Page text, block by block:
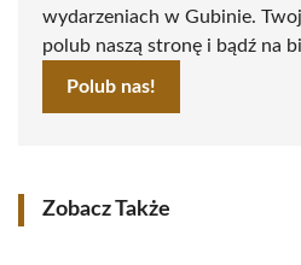
wydarzeniach w Gubinie.
polub naszą stronę i bądź na
Polub nas!
Zobacz Także